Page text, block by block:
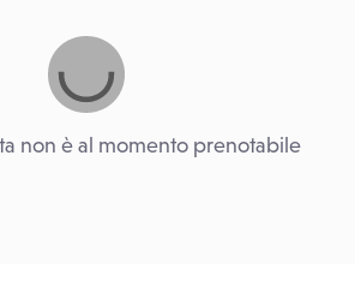
non è al momento prenotabile